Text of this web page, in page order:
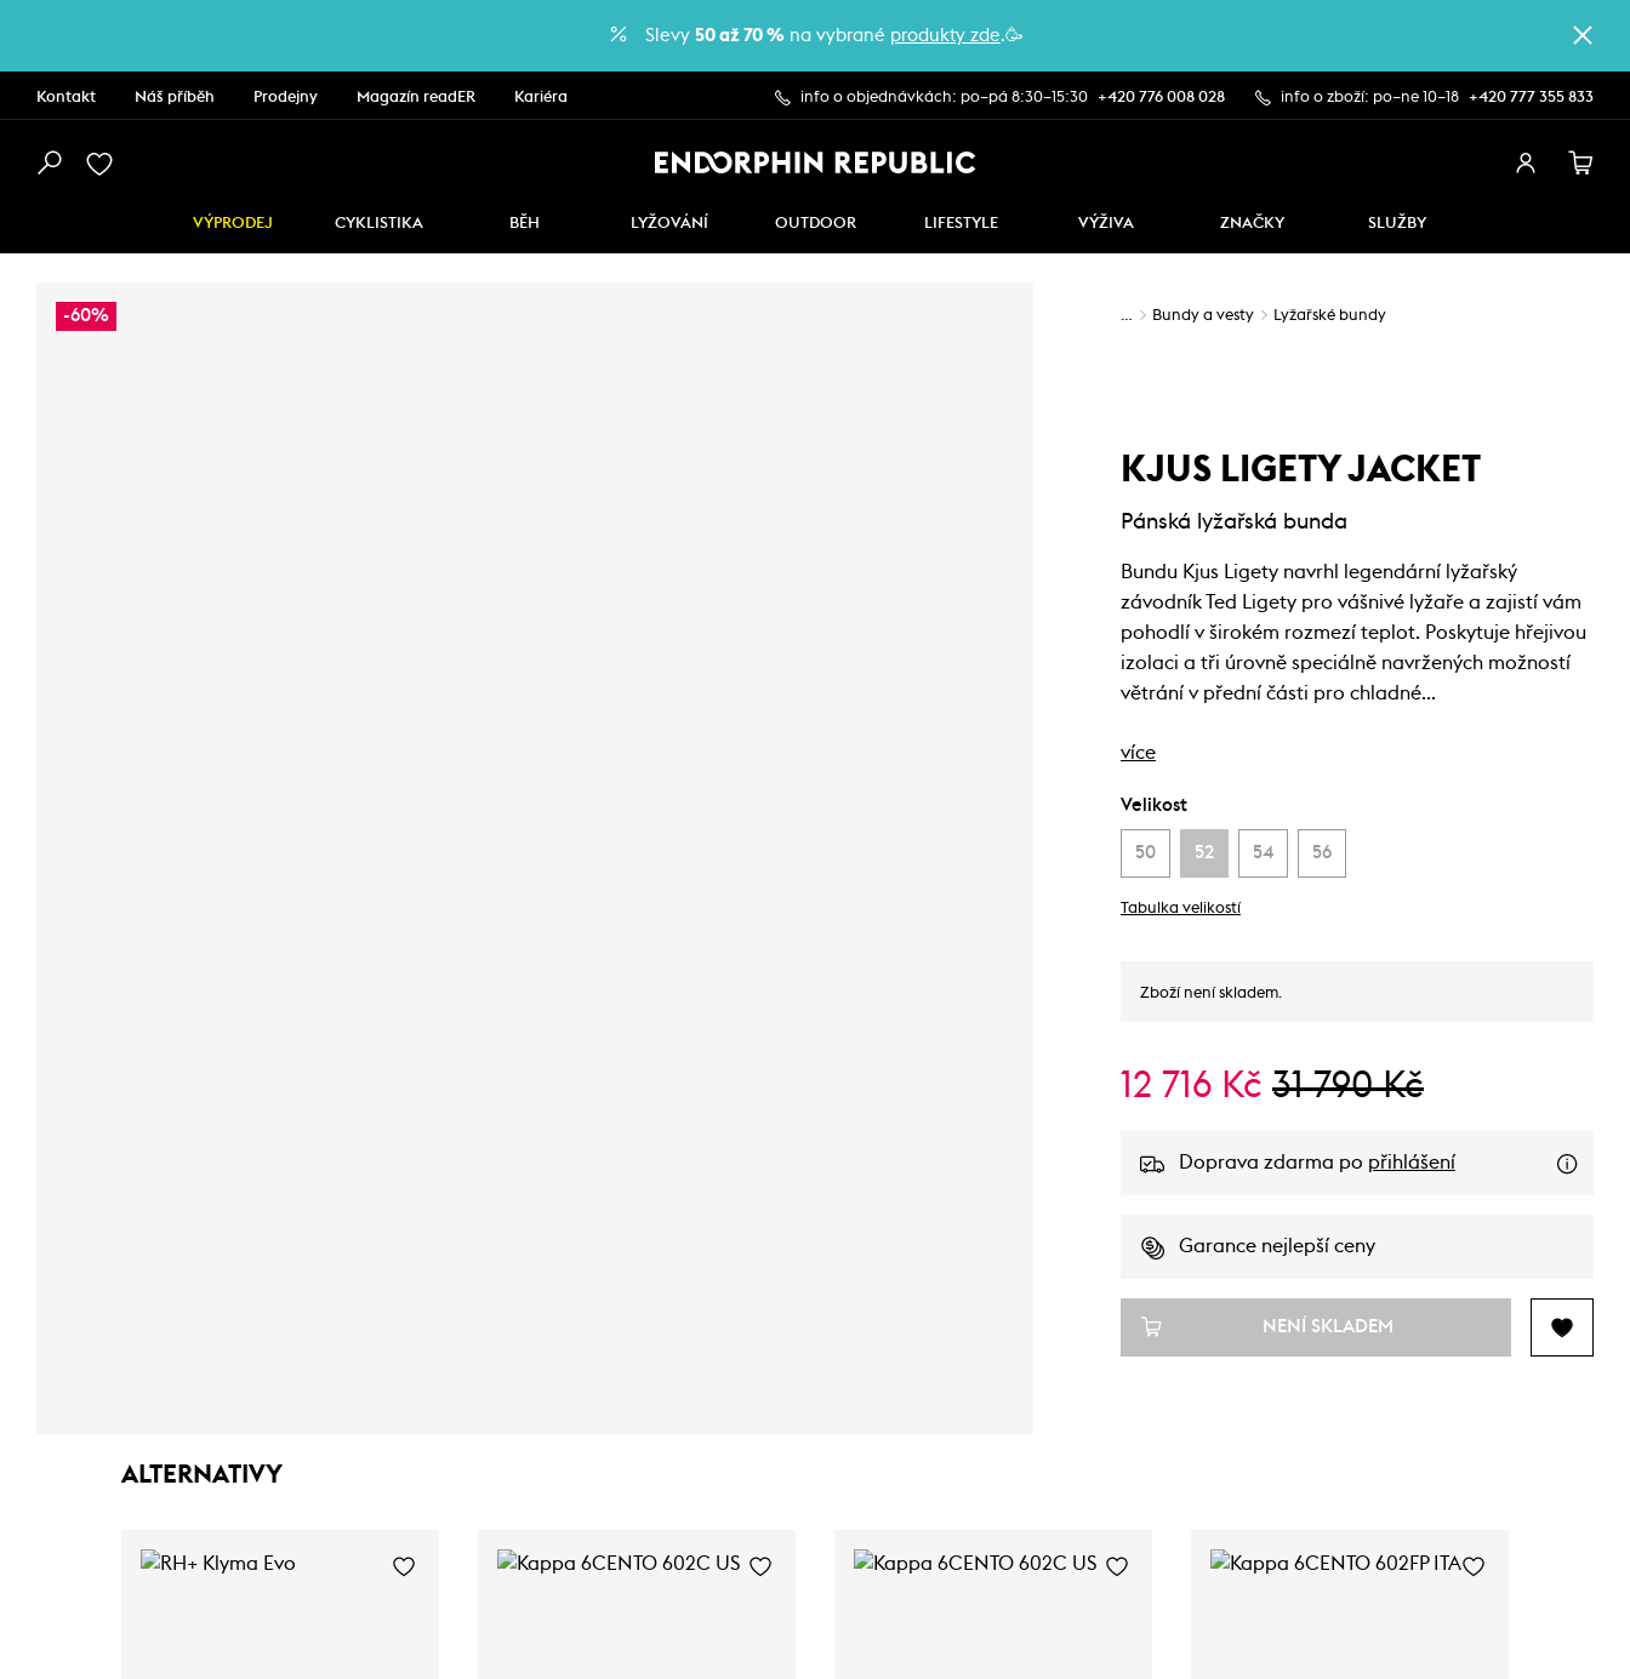
Slevy 50 až 70 % na vybrané produkty zde.🥳
Kontakt Náš příběh Prodejny Magazín readER Kariéra info o objednávkách: po–pá 8:30–15:30 +420 776 008 028 info o zboží: po–ne 10–18 +420 777 355 833
VÝPRODEJ CYKLISTIKA BĚH LYŽOVÁNÍ OUTDOOR LIFESTYLE VÝŽIVA ZNAČKY SLUŽBY
-60% … Bundy a vesty Lyžařské bundy
KJUS LIGETY JACKET
Pánská lyžařská bunda
Bundu Kjus Ligety navrhl legendární lyžařský
závodník Ted Ligety pro vášnivé lyžaře a zajistí vám
pohodlí v širokém rozmezí teplot. Poskytuje hřejivou
izolaci a tři úrovně speciálně navržených možností
větrání v přední části pro chladné…
více
Velikost
50 52 54 56
Tabulka velikostí
Zboží není skladem.
12 716 Kč 31 790 Kč
Doprava zdarma po přihlášení
Garance nejlepší ceny
NENÍ SKLADEM
ALTERNATIVY